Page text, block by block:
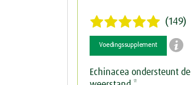
(149)
Voedingssupplement 
Echinacea ondersteunt de